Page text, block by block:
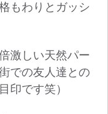
もわりとガッシ
激しい天然パー
での友人達との
印です笑）